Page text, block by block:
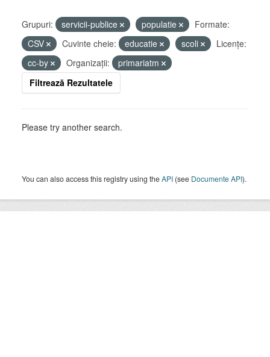
Grupuri: servicii-publice populatie
Formate:
CSV
Cuvinte cheie: educatie scoli
Licenţe:
cc-by
Organizații:
primariatm
Filtrează Rezultatele
Please try another search.
You can also access this registry using theAPI (see Documente API).